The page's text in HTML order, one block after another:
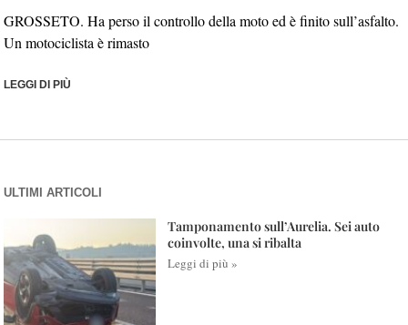
GROSSETO. Ha perso il controllo della moto ed è finito sull’asfalto.
Un motociclista è rimasto
LEGGI DI PIÙ
ULTIMI ARTICOLI
Tamponamento sull’Aurelia. Sei auto
coinvolte, una si ribalta
Leggi di più »